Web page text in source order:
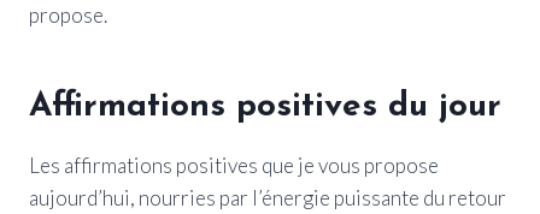
propose.
Affirmations positives du jour
Les affirmations positives que je vous propose
aujourd’hui, nourries par l’énergie puissante du retour